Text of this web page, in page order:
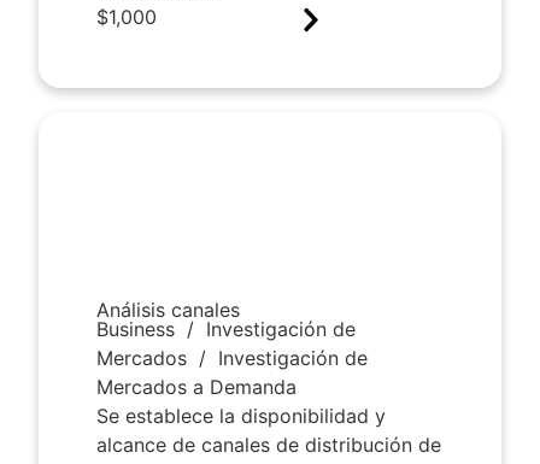
$1,000
Análisis canales
Business / Investigación de
Mercados / Investigación de
Mercados a Demanda
Se establece la disponibilidad y
alcance de canales de distribución de